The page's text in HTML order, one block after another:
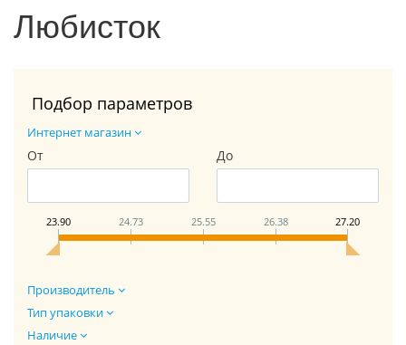
Любисток
Подбор параметров
Интернет магазин
От До
23.90 24.73 25.55 26.38 27.20
Производитель
Тип упаковки
Наличие